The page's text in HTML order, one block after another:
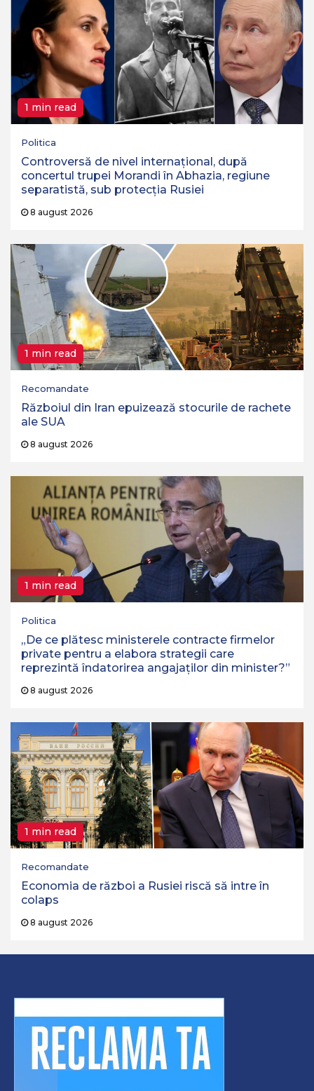
1 min read
Politica
Controversă de nivel internațional, după
concertul trupei Morandi în Abhazia, regiune
separatistă, sub protecția Rusiei
8 august 2026
1 min read
Recomandate
Războiul din Iran epuizează stocurile de rachete
ale SUA
8 august 2026
1 min read
Politica
„De ce plătesc ministerele contracte firmelor
private pentru a elabora strategii care
reprezintă îndatorirea angajaților din minister?”
8 august 2026
1 min read
Recomandate
Economia de război a Rusiei riscă să intre în
colaps
8 august 2026